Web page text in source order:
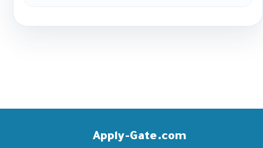
Apply-Gate.com